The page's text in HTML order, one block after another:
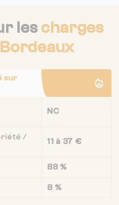
lescharges
sur
NC
/
11 à 37 €
88 %
8 %